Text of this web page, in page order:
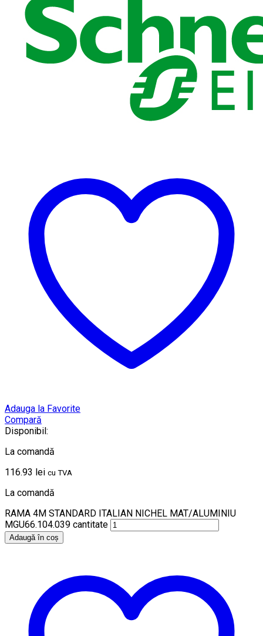
Adauga la Favorite
Compară
Disponibil:
La comandă
116.93 lei cu TVA
La comandă
RAMA 4M STANDARD ITALIAN NICHEL MAT/ALUMINIU
MGU66.104.039 cantitate
Adaugă în coș